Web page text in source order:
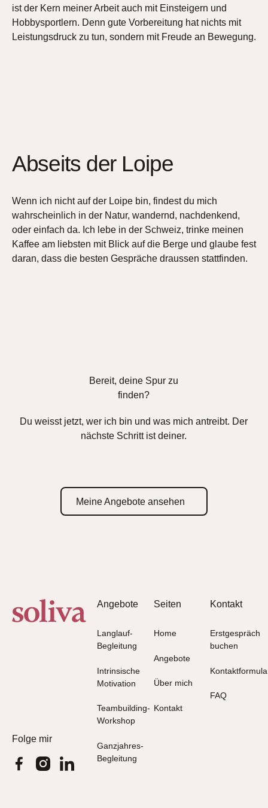
ist der Kern meiner Arbeit auch mit Einsteigern und
Hobbysportlern. Denn gute Vorbereitung hat nichts mit
Leistungsdruck zu tun, sondern mit Freude an Bewegung.
Abseits der Loipe
Wenn ich nicht auf der Loipe bin, findest du mich
wahrscheinlich in der Natur, wandernd, nachdenkend,
oder einfach da. Ich lebe in der Schweiz, trinke meinen
Kaffee am liebsten mit Blick auf die Berge und glaube fest
daran, dass die besten Gespräche draussen stattfinden.
Bereit, deine Spur zu
finden?
Du weisst jetzt, wer ich bin und was mich antreibt. Der
nächste Schritt ist deiner.
Meine Angebote ansehen
Folge mir
Angebote
Langlauf-
Begleitung
Intrinsische
Motivation
Teambuilding-
Workshop
Ganzjahres-
Begleitung
Seiten
Home
Angebote
Über mich
Kontakt
Kontakt
Erstgespräch
buchen
FAQ